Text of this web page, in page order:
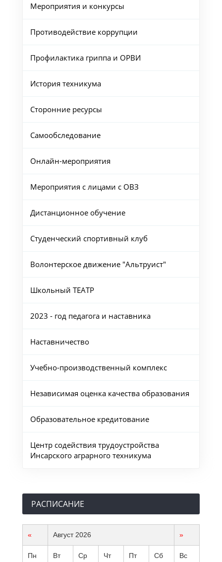
Мероприятия и конкурсы
Противодействие коррупции
Профилактика гриппа и ОРВИ
История техникума
Сторонние ресурсы
Самообследование
Онлайн-мероприятия
Мероприятия с лицами с ОВЗ
Дистанционное обучение
Студенческий спортивный клуб
Волонтерское движение "Альтруист"
Школьный ТЕАТР
2023 - год педагога и наставника
Наставничество
Учебно-производственный комплекс
Независимая оценка качества образования
Образовательное кредитование
Центр содействия трудоустройства
Инсарского аграрного техникума
РАСПИСАНИЕ
« Август 2026 »
Пн Вт Ср Чт Пт Сб Вс